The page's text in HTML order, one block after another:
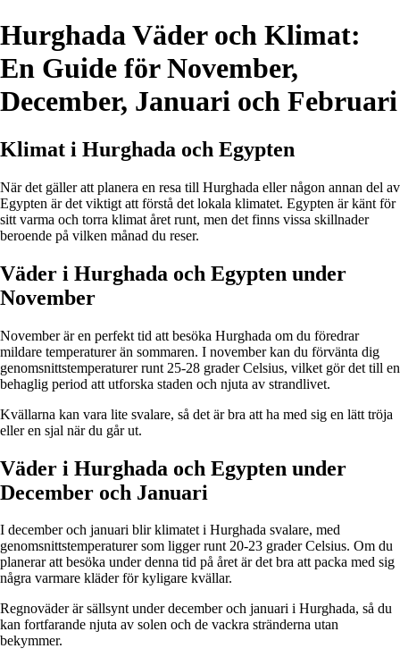
Hurghada Väder och Klimat:
En Guide för November,
December, Januari och Februari
Klimat i Hurghada och Egypten
När det gäller att planera en resa till Hurghada eller någon annan del av
Egypten är det viktigt att förstå det lokala klimatet. Egypten är känt för
sitt varma och torra klimat året runt, men det finns vissa skillnader
beroende på vilken månad du reser.
Väder i Hurghada och Egypten under
November
November är en perfekt tid att besöka Hurghada om du föredrar
mildare temperaturer än sommaren. I november kan du förvänta dig
genomsnittstemperaturer runt 25-28 grader Celsius, vilket gör det till en
behaglig period att utforska staden och njuta av strandlivet.
Kvällarna kan vara lite svalare, så det är bra att ha med sig en lätt tröja
eller en sjal när du går ut.
Väder i Hurghada och Egypten under
December och Januari
I december och januari blir klimatet i Hurghada svalare, med
genomsnittstemperaturer som ligger runt 20-23 grader Celsius. Om du
planerar att besöka under denna tid på året är det bra att packa med sig
några varmare kläder för kyligare kvällar.
Regnoväder är sällsynt under december och januari i Hurghada, så du
kan fortfarande njuta av solen och de vackra stränderna utan
bekymmer.